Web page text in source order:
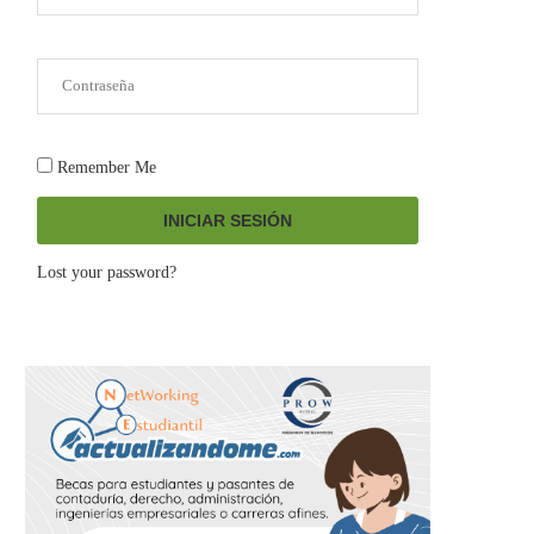
Remember Me
INICIAR SESIÓN
Lost your password?